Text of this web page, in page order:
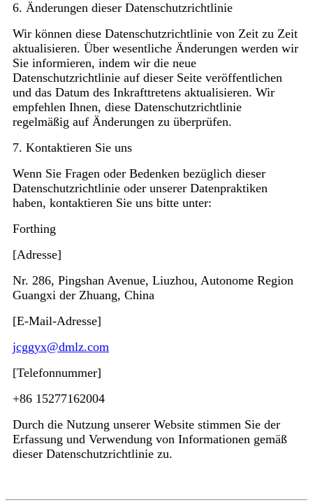
6. Änderungen dieser Datenschutzrichtlinie
Wir können diese Datenschutzrichtlinie von Zeit zu Zeit
aktualisieren. Über wesentliche Änderungen werden wir
Sie informieren, indem wir die neue
Datenschutzrichtlinie auf dieser Seite veröffentlichen
und das Datum des Inkrafttretens aktualisieren. Wir
empfehlen Ihnen, diese Datenschutzrichtlinie
regelmäßig auf Änderungen zu überprüfen.
7. Kontaktieren Sie uns
Wenn Sie Fragen oder Bedenken bezüglich dieser
Datenschutzrichtlinie oder unserer Datenpraktiken
haben, kontaktieren Sie uns bitte unter:
Forthing
[Adresse]
Nr. 286, Pingshan Avenue, Liuzhou, Autonome Region
Guangxi der Zhuang, China
[E-Mail-Adresse]
jcggyx@dmlz.com
[Telefonnummer]
+86 15277162004
Durch die Nutzung unserer Website stimmen Sie der
Erfassung und Verwendung von Informationen gemäß
dieser Datenschutzrichtlinie zu.